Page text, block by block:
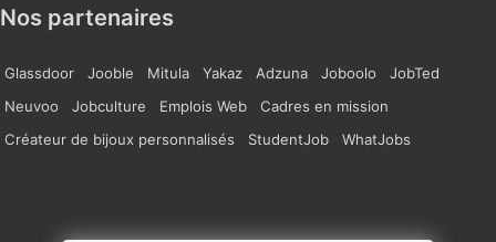
Nos partenaires
Glassdoor Jooble Mitula Yakaz Adzuna Joboolo
JobTed
Neuvoo
Jobculture Emplois Web
Cadres en mission
Créateur de bijoux personnalisés
StudentJob WhatJobs